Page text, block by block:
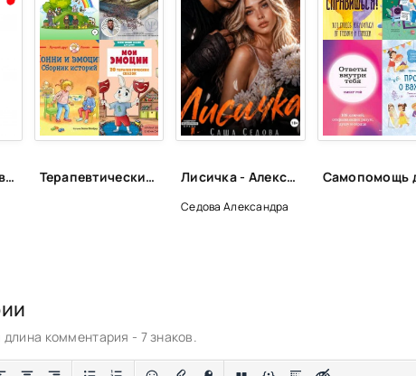
Отдай мою кровь - Андрей Шляхов Терапевтические сказки для детей! Лисичка - Александра Седова
Седова Александра
комментария - 7 знаков.